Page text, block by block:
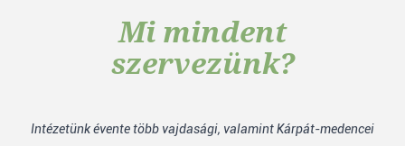
Mi mindent
szervezünk?
Intézetünk évente több vajdasági, valamint Kárpát-medencei